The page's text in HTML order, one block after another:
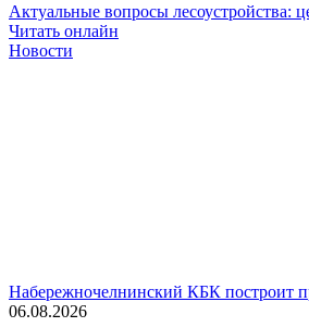
Актуальные вопросы лесоустройства:
Читать онлайн
Новости
Набережночелнинский КБК построит
06.08.2026